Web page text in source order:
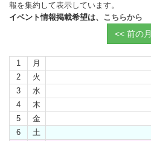
報を集約して表示しています。
イベント情報掲載希望は、 こちらから
<< 前の月
1
月
2
火
3
水
4
木
5
金
6
土